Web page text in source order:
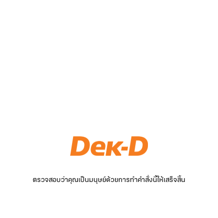
ตรวจสอบว่าคุณเป็นมนุษย์ด้วยการทำคำสั่งนี้ให้เสร็จสิ้น